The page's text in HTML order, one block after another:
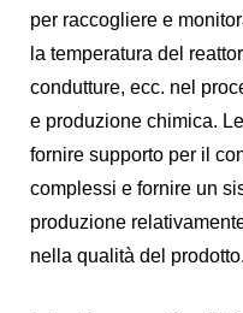
per raccogliere e
la temperatura del
condutture, ecc. nel
e produzione chimica.
fornire supporto per il
complessi e fornire un
produzione
nella qualità del prodotto.